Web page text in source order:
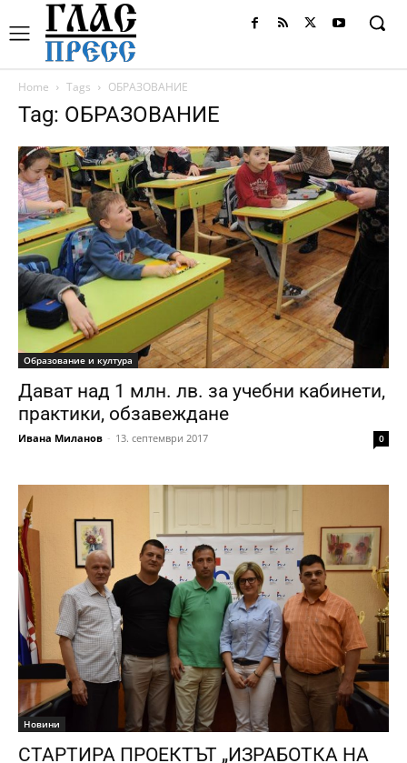
Home Tags ОБРАЗОВАНИЕ
Tag: ОБРАЗОВАНИЕ
Образование и култура
Дават над 1 млн. лв. за учебни кабинети,
практики, обзавеждане
Ивана Миланов - 13. септември 2017 0
Новини
СТАРТИРА ПРОЕКТЪТ „ИЗРАБОТКА НА